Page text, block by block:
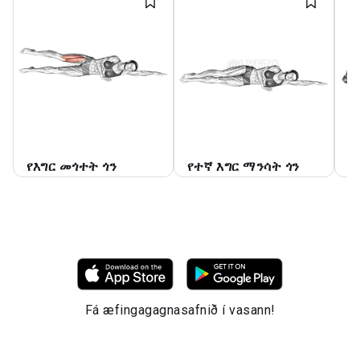
የእግር መጎተት ጎን የተኛ እግር ማንሳት ጎን
Fá æfingagagnasafnið í vasann!